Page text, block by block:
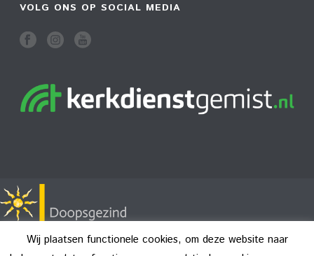
VOLG ONS OP SOCIAL MEDIA
Wij plaatsen functionele cookies, om deze website naar